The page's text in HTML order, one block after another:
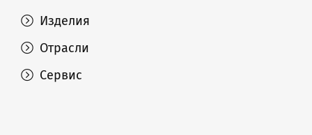
Изделия
Отрасли
Сервис